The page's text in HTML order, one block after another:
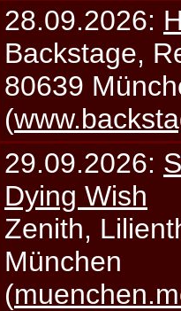
28.09.2026:
Backstage,
80639
(
29.09.2026:
Dying Wish
Zenith,
München
(